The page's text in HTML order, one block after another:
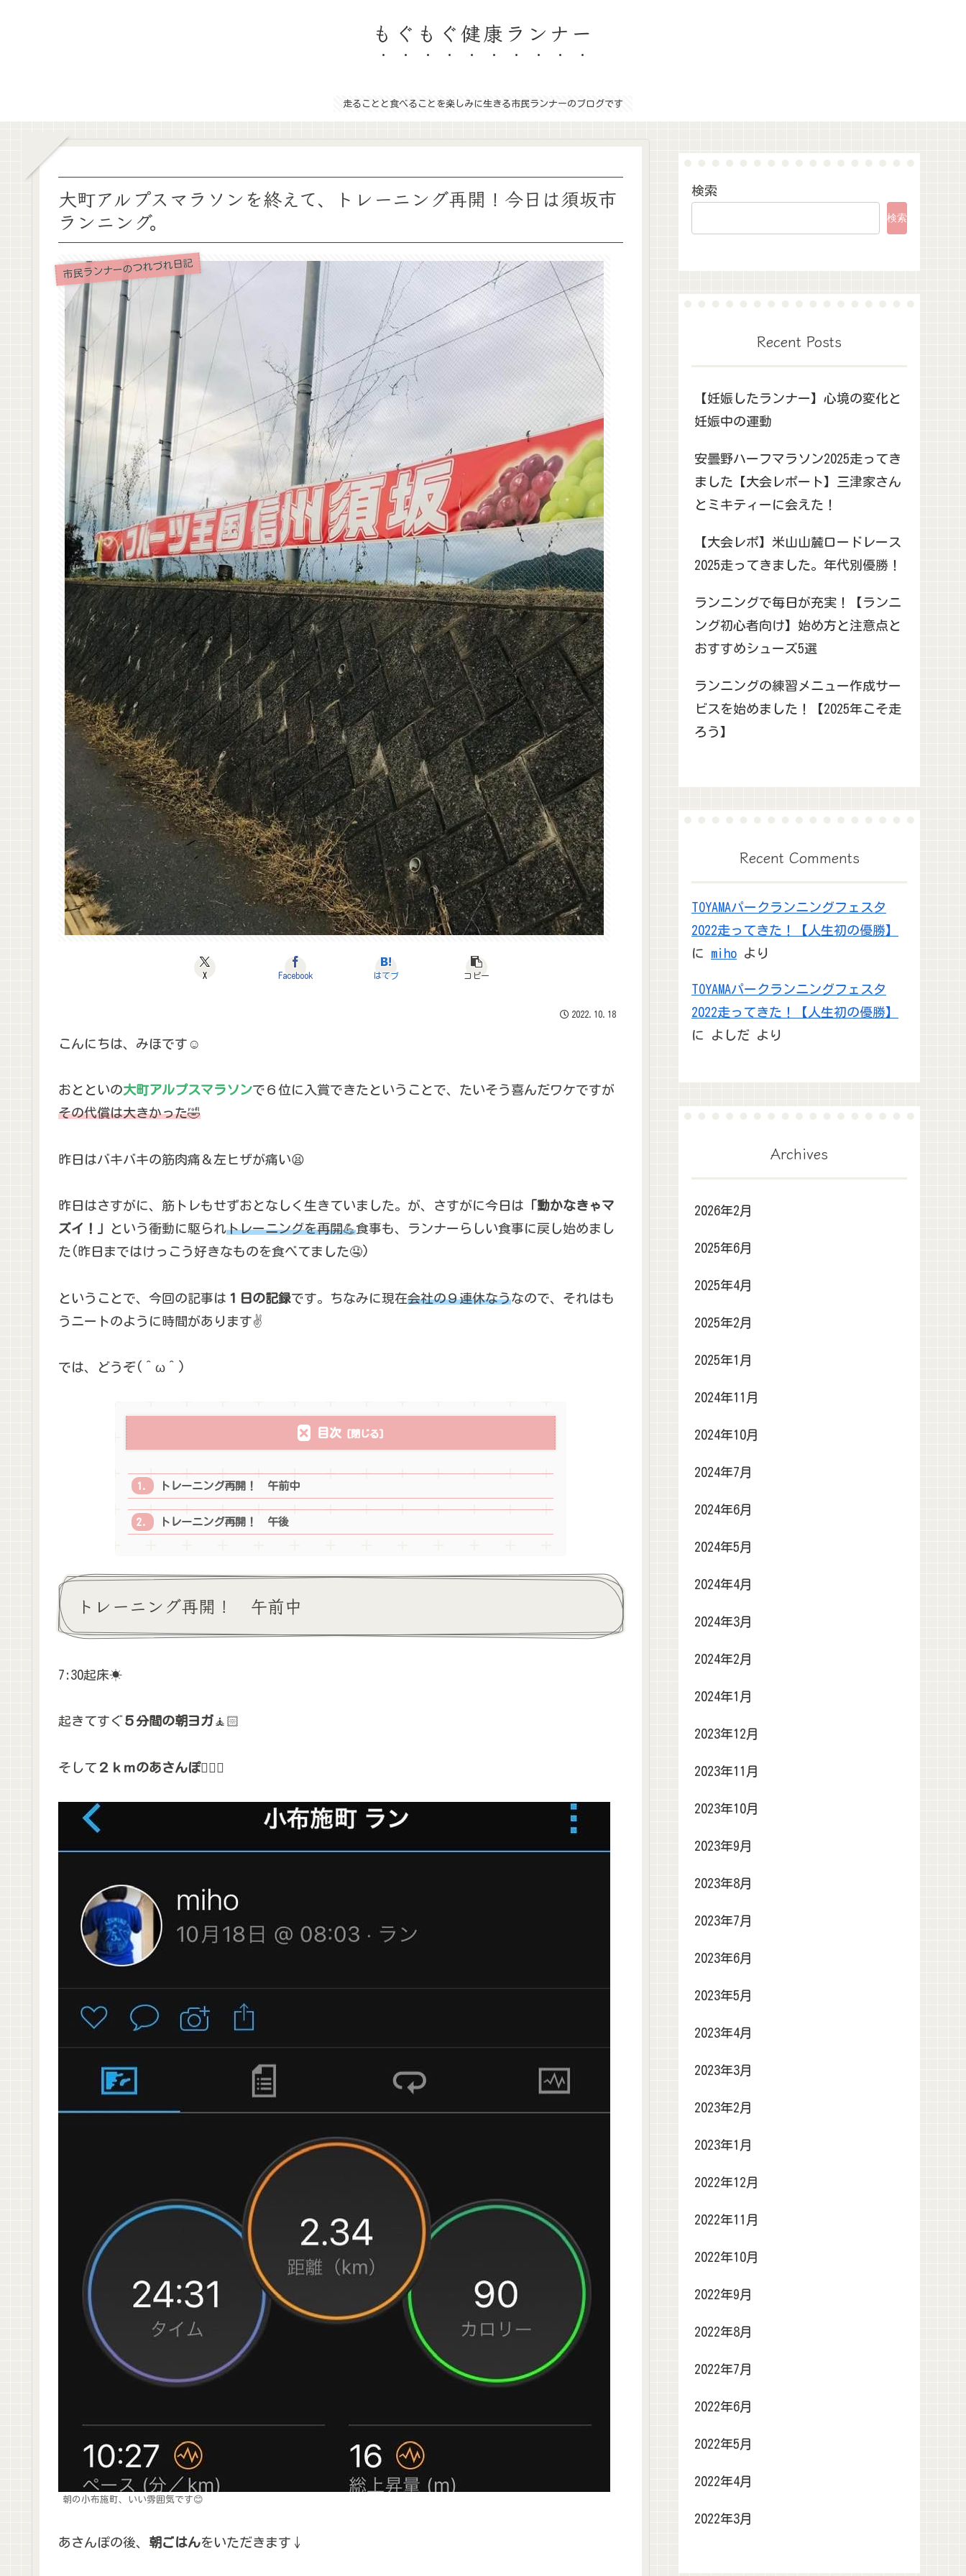
もぐもぐ健康ランナー
走ることと食べることを楽しみに生きる市民ランナーのブログです
大町アルプスマラソンを終えて、トレーニング再開！今日は須坂市
ランニング。
市民ランナーのつれづれ日記
X Facebook はてブ コピー
2022.10.18
こんにちは、みほです☺
おとといの大町アルプスマラソンで６位に入賞できたということで、たいそう喜んだワケですが
その代償は大きかった🤣
昨日はバキバキの筋肉痛＆左ヒザが痛い😫
昨日はさすがに、筋トレもせずおとなしく生きていました。が、さすがに今日は 「動かなきゃマ
ズイ！」
という衝動に駆られトレーニングを再開💪食事も、ランナーらしい食事に戻し始めまし
た(昨日まではけっこう好きなものを食べてました🤤)
ということで、今回の記事は １日の記録です。ちなみに現在会社の９連休なうなので、それはも
うニートのように時間があります✌
では、どうぞ(＾ω＾)
目次
トレーニング再開！ 午前中
トレーニング再開！ 午後
トレーニング再開！ 午前中
7:30起床☀
起きてすぐ ５分間の朝ヨガ🧘🏻
そして ２ｋｍのあさんぽ🚶🏻‍♀️
朝の小布施町、いい雰囲気です😊
あさんぽの後、 朝ごはんをいただきます↓
検索
検索
Recent Posts
【妊娠したランナー】心境の変化と
妊娠中の運動
安曇野ハーフマラソン2025走ってき
ました【大会レポート】三津家さん
とミキティーに会えた！
【大会レポ】米山山麓ロードレース
2025走ってきました。年代別優勝！
ランニングで毎日が充実！【ランニ
ング初心者向け】始め方と注意点と
おすすめシューズ5選
ランニングの練習メニュー作成サー
ビスを始めました！【2025年こそ走
ろう】
Recent Comments
TOYAMAパークランニングフェスタ
2022走ってきた！【人生初の優勝】
に miho より
TOYAMAパークランニングフェスタ
2022走ってきた！【人生初の優勝】
に
よしだ より
Archives
2026年2月
2025年6月
2025年4月
2025年2月
2025年1月
2024年11月
2024年10月
2024年7月
2024年6月
2024年5月
2024年4月
2024年3月
2024年2月
2024年1月
2023年12月
2023年11月
2023年10月
2023年9月
2023年8月
2023年7月
2023年6月
2023年5月
2023年4月
2023年3月
2023年2月
2023年1月
2022年12月
2022年11月
2022年10月
2022年9月
2022年8月
2022年7月
2022年6月
2022年5月
2022年4月
2022年3月